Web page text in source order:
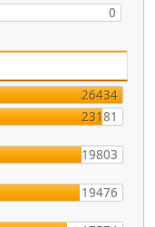
0
26434
23181
19803
19476